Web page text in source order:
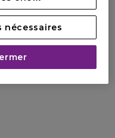
nécessaires